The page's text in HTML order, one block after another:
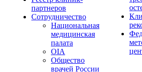
партнеров
Сотрудничество
Национальная
медицинская
палата
OIA
Общество
врачей России